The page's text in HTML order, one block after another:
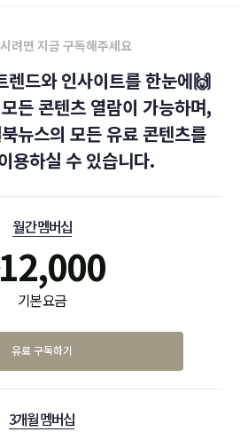
려면 지금 구독해주세요
렌드와 인사이트를 한눈에🙌
든 콘텐츠 열람이 가능하며,
뉴스의 모든 유료 콘텐츠를
용하실 수 있습니다.
월간 멤버십
기본 요금
유료 구독하기
3개월 멤버십